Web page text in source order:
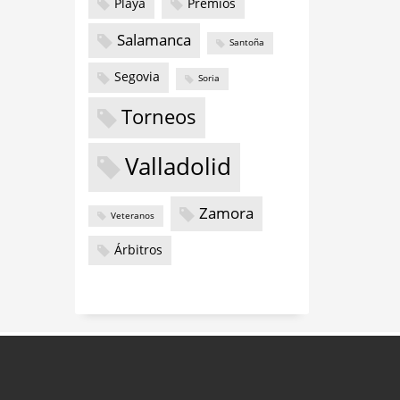
Salamanca Santoña
Segovia Soria
Torneos
Valladolid
Veteranos Zamora
Árbitros